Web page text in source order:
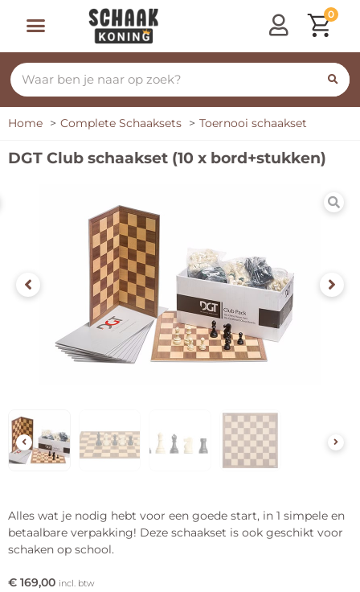
0
Home Complete Schaaksets Toernooi schaakset
DGT Club schaakset (10 x bord+stukken)
Alles wat je nodig hebt voor een goede start, in 1 simpele en
betaalbare verpakking! Deze schaakset is ook geschikt voor
schaken op school.
€ 169,00 incl. btw